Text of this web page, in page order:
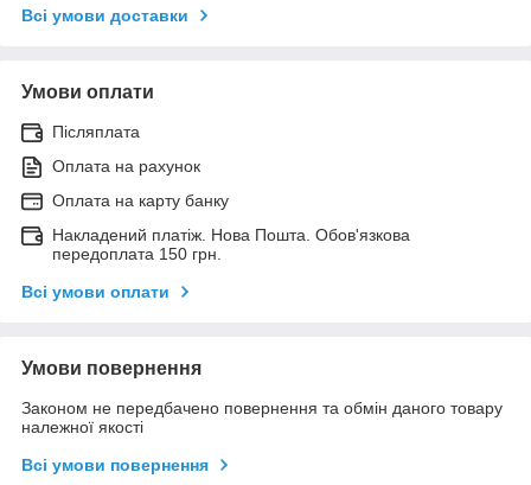
Всі умови доставки
Умови оплати
Післяплата
Оплата на рахунок
Оплата на карту банку
Накладений платіж. Нова Пошта. Обов'язкова
передоплата 150 грн.
Всі умови оплати
Умови повернення
Законом не передбачено повернення та обмін даного товару
належної якості
Всі умови повернення